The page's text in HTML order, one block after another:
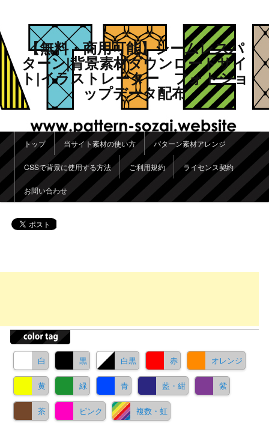
【無料・商用可能】シームレスパ
ターン|背景素材ダウンロードサイ
ト|イラストレーター フォトショ
ップデータ配布
メインメニュー
メインコンテンツへ移動
サブコンテンツへ移動
トップ 当サイト素材の使い方 パターン素材アレンジ
CSSで背景に使用する方法 ご利用規約 ライセンス契約
お問い合わせ
白 黒 白黒 赤 オレンジ
黄 緑 青 藍・紺 紫
茶 ピンク 複数・虹